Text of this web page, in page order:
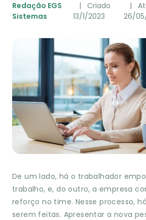
Redação EGS
Sistemas
Criado
13/1/2023
26/
De um lado, há o trabalhador
trabalho, e, do outro, a empresa
reforço no time. Nesse processo,
serem feitas. Apresentar a nova